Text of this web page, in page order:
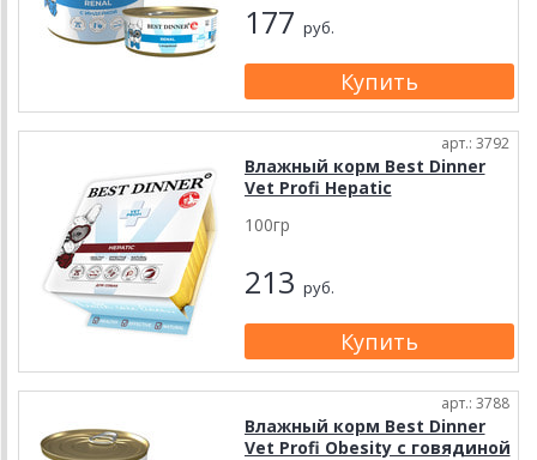
177 руб.
арт.: 3792
Влажный корм Best Dinner
Vet Profi Hepatic
100гр
213 руб.
арт.: 3788
Влажный корм Best Dinner
Vet Profi Obesity с говядиной